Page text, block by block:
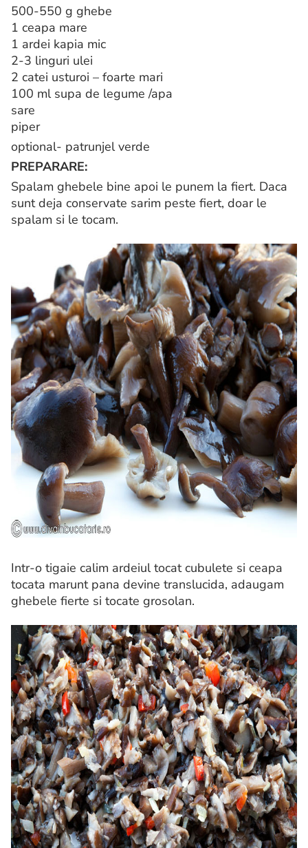
500-550 g ghebe
1 ceapa mare
1 ardei kapia mic
2-3 linguri ulei
2 catei usturoi – foarte mari
100 ml supa de legume /apa
sare
piper
optional- patrunjel verde
PREPARARE:
Spalam ghebele bine apoi le punem la fiert. Daca
sunt deja conservate sarim peste fiert, doar le
spalam si le tocam.
Intr-o tigaie calim ardeiul tocat cubulete si ceapa
tocata marunt pana devine translucida, adaugam
ghebele fierte si tocate grosolan.